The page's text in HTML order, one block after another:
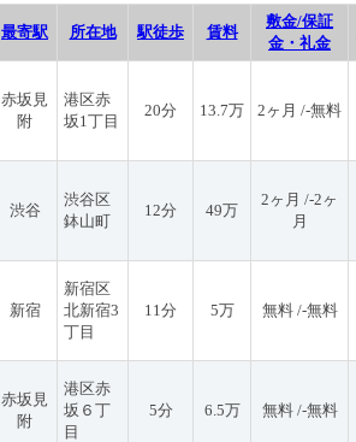
最寄駅 所在地 駅徒歩 賃料
敷金/保証
金・礼金
赤坂見
附
港区赤
坂1丁目
20分 13.7万 2ヶ月 /-無料
渋谷
渋谷区
鉢山町
12分 49万
2ヶ月 /-2ヶ
月
新宿
新宿区
北新宿3
丁目
11分 5万 無料 /-無料
赤坂見
附
港区赤
坂６丁
目
5分 6.5万 無料 /-無料